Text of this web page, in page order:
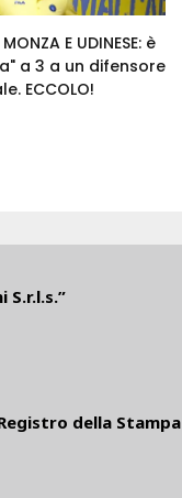
MONZA E UDINESE: è
a 3 a un difensore
ECCOLO!
S.r.l.s.”
della Stampa